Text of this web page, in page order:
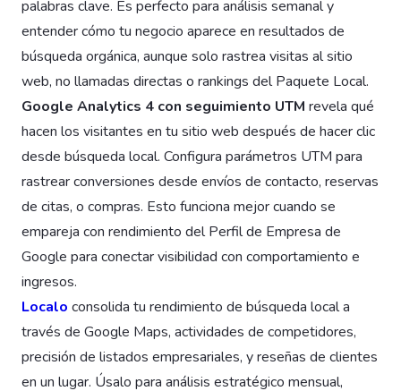
palabras clave. Es perfecto para análisis semanal y
entender cómo tu negocio aparece en resultados de
búsqueda orgánica, aunque solo rastrea visitas al sitio
web, no llamadas directas o rankings del Paquete Local.
Google Analytics 4 con seguimiento UTM revela qué
hacen los visitantes en tu sitio web después de hacer clic
desde búsqueda local. Configura parámetros UTM para
rastrear conversiones desde envíos de contacto, reservas
de citas, o compras. Esto funciona mejor cuando se
empareja con rendimiento del Perfil de Empresa de
Google para conectar visibilidad con comportamiento e
ingresos.
Localo consolida tu rendimiento de búsqueda local a
través de Google Maps, actividades de competidores,
precisión de listados empresariales, y reseñas de clientes
en un lugar. Úsalo para análisis estratégico mensual,